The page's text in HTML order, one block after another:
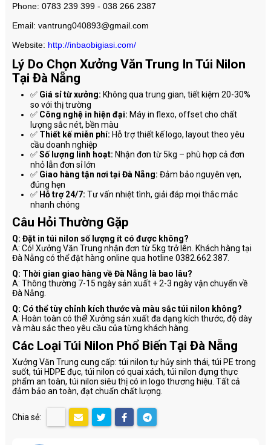
Phone: 0783 239 399 - 038 266 2387
Email: vantrung040893@gmail.com
Website: http://inbaobigiasi.com/
Lý Do Chọn Xưởng Văn Trung In Túi Nilon
Tại Đà Nẵng
✅ Giá sỉ từ xưởng: Không qua trung gian, tiết kiệm 20-30%
so với thị trường
✅ Công nghệ in hiện đại: Máy in flexo, offset cho chất
lượng sắc nét, bền màu
✅ Thiết kế miễn phí: Hỗ trợ thiết kế logo, layout theo yêu
cầu doanh nghiệp
✅Số lượng linh hoạt: Nhận đơn từ 5kg – phù hợp cả đơn
nhỏ lẫn đơn sỉ lớn
✅ Giao hàng tận nơi tại Đà Nẵng: Đảm bảo nguyên vẹn,
đúng hẹn
✅ Hỗ trợ 24/7: Tư vấn nhiệt tình, giải đáp mọi thắc mắc
nhanh chóng
Câu Hỏi Thường Gặp
Q: Đặt in túi nilon số lượng ít có được không?
A: Có! Xưởng Văn Trung nhận đơn từ 5kg trở lên. Khách hàng tại
Đà Nẵng có thể đặt hàng online qua hotline 0382.662.387.
Q: Thời gian giao hàng về Đà Nẵng là bao lâu?
A: Thông thường 7-15 ngày sản xuất + 2-3 ngày vận chuyển về
Đà Nẵng.
Q: Có thể tùy chỉnh kích thước và màu sắc túi nilon không?
A: Hoàn toàn có thể! Xưởng sản xuất đa dạng kích thước, độ dày
và màu sắc theo yêu cầu của từng khách hàng.
Các Loại Túi Nilon Phổ Biến Tại Đà Nẵng
Xưởng Văn Trung cung cấp: túi nilon tự hủy sinh thái, túi PE trong
suốt, túi HDPE đục, túi nilon có quai xách, túi nilon đựng thực
phẩm an toàn, túi nilon siêu thị có in logo thương hiệu. Tất cả
đảm bảo an toàn, đạt chuẩn chất lượng.
Chia sẻ: